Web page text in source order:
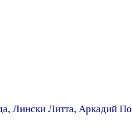
, Лински Литта, Аркадий По